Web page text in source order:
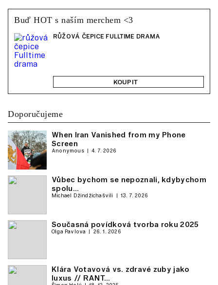
Buď HOT s naším merchem <3
RŮŽOVÁ ČEPICE FULLTIME DRAMA
KOUPIT
Doporučujeme
When Iran Vanished from my Phone
Screen
Anonymous 4. 7. 2026
Vůbec bychom se nepoznali, kdybychom
spolu…
Michael Džindžichašvili 13. 7. 2026
Současná povídková tvorba roku 2025
Olga Pavlova 26. 1. 2026
Klára Votavová vs. zdravé zuby jako
luxus // RANT…